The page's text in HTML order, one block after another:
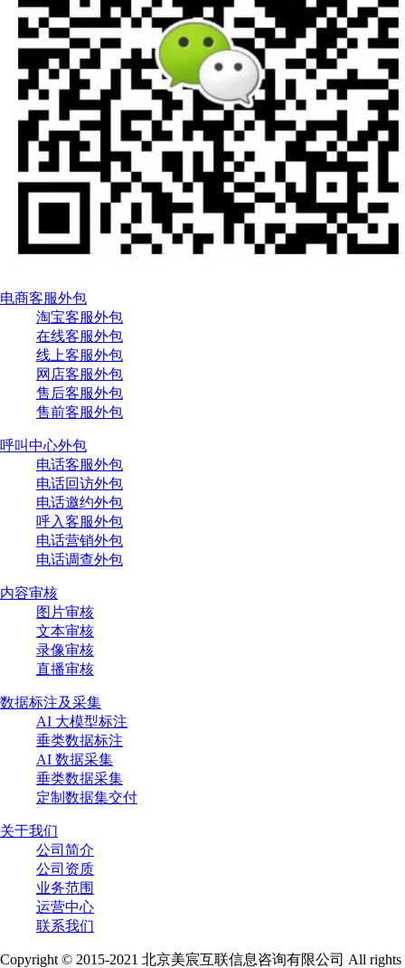
电商客服外包
淘宝客服外包
在线客服外包
线上客服外包
网店客服外包
售后客服外包
售前客服外包
呼叫中心外包
电话客服外包
电话回访外包
电话邀约外包
呼入客服外包
电话营销外包
电话调查外包
内容审核
图片审核
文本审核
录像审核
直播审核
数据标注及采集
AI 大模型标注
垂类数据标注
AI 数据采集
垂类数据采集
定制数据集交付
关于我们
公司简介
公司资质
业务范围
运营中心
联系我们
Copyright © 2015-2021 北京美宸互联信息咨询有限公司 All rights